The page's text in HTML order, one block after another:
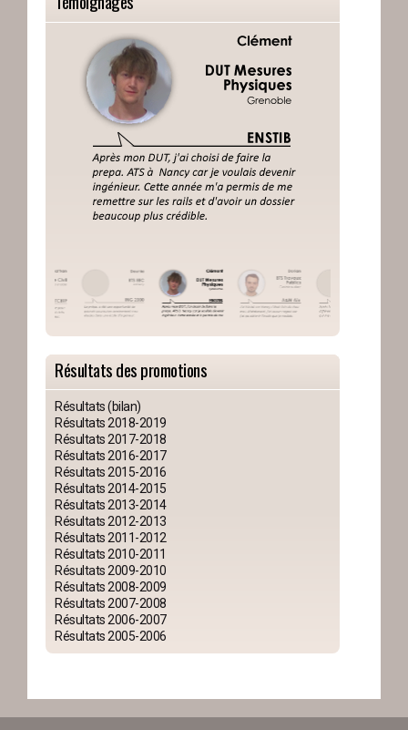
Résultats des promotions
Résultats (bilan)
Résultats 2018-2019
Résultats 2017-2018
Résultats 2016-2017
Résultats 2015-2016
Résultats 2014-2015
Résultats 2013-2014
Résultats 2012-2013
Résultats 2011-2012
Résultats 2010-2011
Résultats 2009-2010
Résultats 2008-2009
Résultats 2007-2008
Résultats 2006-2007
Résultats 2005-2006